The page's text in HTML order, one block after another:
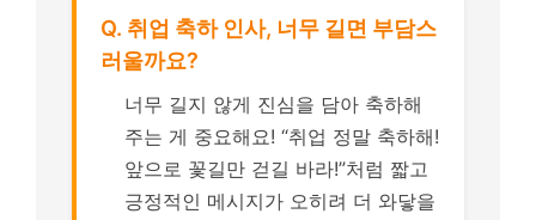
Q. 취업 축하 인사, 너무 길면 부담스
러울까요?
너무 길지 않게 진심을 담아 축하해
주는 게 중요해요! “취업 정말 축하해!
앞으로 꽃길만 걷길 바라!”처럼 짧고
긍정적인 메시지가 오히려 더 와닿을